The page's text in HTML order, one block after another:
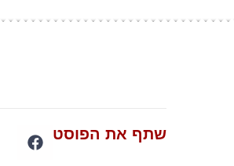
שתף את הפוסט